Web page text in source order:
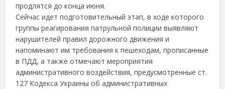
продлятся до конца июня.
Сейчас идет подготовительный этап, в ходе которого
группы реагирования патрульной полиции выявляют
нарушителей правил дорожного движения и
напоминают им требования к пешеходам, прописанные
в ПДД, а также отмечают мероприятия
административного воздействия, предусмотренные ст.
127 Кодекса Украины об административных